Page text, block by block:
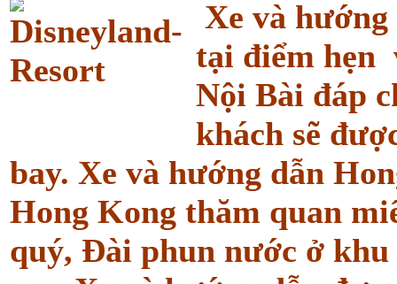
Xe và
tại điểm hẹn
Nội Bài đáp
khách sẽ
bay. Xe và hướng dẫn
Hong Kong thăm quan
quý, Đài phun nước ở khu